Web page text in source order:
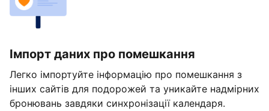
Імпорт даних про помешкання
Легко імпортуйте інформацію про помешкання з
інших сайтів для подорожей та уникайте надмірних
бронювань завдяки синхронізації календаря.